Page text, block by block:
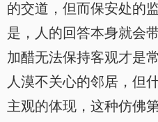
的交道，但而保安处的
是，人的回答本身就会
加醋无法保持客观才是
人漠不关心的邻居，但
主观的体现，这种仿佛